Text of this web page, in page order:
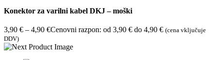
Konektor za varilni kabel DKJ – moški
3,90 € – 4,90 €Cenovni razpon: od 3,90 € do 4,90 € (cena vključuje
DDV)